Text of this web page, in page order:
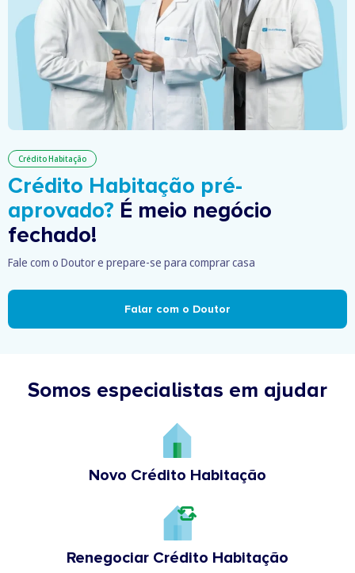
Crédito Habitação
Crédito Habitação pré-
aprovado? É meio negócio
fechado!
Fale com o Doutor e prepare-se para comprar casa
Falar com o Doutor
Somos especialistas em ajudar
Novo Crédito Habitação
Renegociar Crédito Habitação